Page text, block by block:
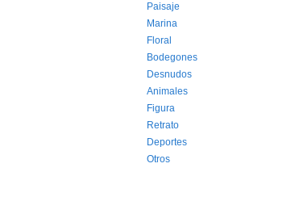
Paisaje
Marina
Floral
Bodegones
Desnudos
Animales
Figura
Retrato
Deportes
Otros